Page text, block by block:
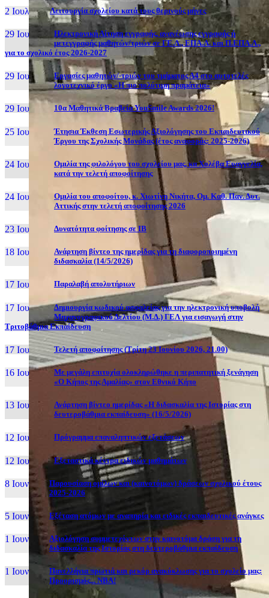
2 Ιουλ, 26 Λειτουργία σχολείου κατά τους θερινούς μήνες
29 Ιουν, 26
Ηλεκτρονική Αίτηση εγγραφής, ανανέωσης εγγραφής ή
μετεγγραφής μαθητών/τριών σε ΓΕ.Λ., ΕΠΑ.Λ. και Π.ΕΠΑ.Λ.,
για το σχολικό έτος 2026-2027
29 Ιουν, 26
Εργασίες μαθητών/-τριών του τμήματος Α4 στο αυτοτελές
λογοτεχνικό έργο «Η πιο πολύτιμη πραμάτεια»
29 Ιουν, 26 10α Μαθητικά Βραβεία YouSmile Awards 2026!
25 Ιουν, 26
Έτησια Έκθεση Εσωτερικής Αξιολόγησης του Εκπαιδευτικού
Έργου της Σχολικής Μονάδας (έτος αναφοράς: 2025-2026)
24 Ιουν, 26
Ομιλία της φιλολόγου του σχολείου μας, κα Χολέβα Ευαγγελία,
κατά την τελετή αποφοίτησης
24 Ιουν, 26
Ομιλία του αποφοίτου, κ. Χιωτίνη Νικήτα, Ομ. Καθ. Παν. Δυτ.
Αττικής στην τελετή αποφοίτησης 2026
23 Ιουν, 26 Δυνατότητα φοίτησης σε ΙΒ
18 Ιουν, 26
Ανάρτηση βίντεο της ημερίδας για τη διαφοροποιημένη
διδασκαλία (14/5/2026)
17 Ιουν, 26 Παραλαβή απολυτήριων
17 Ιουν, 26
Δημιουργία κωδικού ασφαλείας για την ηλεκτρονική υποβολή
Μηχανογραφικού Δελτίου (Μ.Δ.) ΓΕΛ για εισαγωγή στην
Τριτοβάθμια Εκπαίδευση
17 Ιουν, 26 Τελετή αποφοίτησης (Τρίτη 23 Ιουνίου 2026, 21.00)
16 Ιουν, 26
Με μεγάλη επιτυχία ολοκληρώθηκε η περιπατητική ξενάγηση
«Ο Κήπος της Αμαλίας» στον Εθνικό Κήπο
13 Ιουν, 26
Ανάρτηση βίντεο ημερίδας «Η διδασκαλία της Ιστορίας στη
δευτεροβάθμια εκπαίδευση» (16/5/2026)
12 Ιουν, 26 Πρόγραμμα επαναληπτικών εξετάσεων
12 Ιουν, 26 Εξεταστικά κέντρα ειδικών μαθημάτων
8 Ιουν, 26
Παρουσίαση ομίλων και (καινοτόμων) δράσεων σχολικού έτους
2025-2026
5 Ιουν, 26 Εξέταση ατόμων με αναπηρία και ειδικές εκπαιδευτικές ανάγκες
1 Ιουν, 26
Αξιολόγηση συμμετεχόντων στην καινοτόμα δράση για τη
διδασκαλία της Ιστορίας στη δευτεροβάθμια εκπαίδευση
1 Ιουν, 26
Πανελλήνια πρωτιά και ρεκόρ ανακύκλωσης για το σχολείο μας:
Προορισμός... NBA!